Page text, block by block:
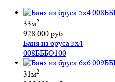
33м2
928 000 руб.
Баня из бруса 5х4
008БББО100
31м2